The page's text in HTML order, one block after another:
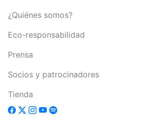
¿Quiénes somos?
Eco-responsabilidad
Prensa
Socios y patrocinadores
Tienda